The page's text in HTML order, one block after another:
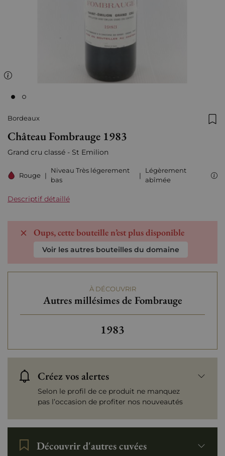
Bordeaux
Château Fombrauge 1983
Grand cru classé - St Emilion
Rouge |
Niveau Très légerement
bas
|
Légèrement
abîmée
Descriptif détaillé
Oups, cette bouteille n’est plus disponible
Voir les autres bouteilles du domaine
À DÉCOUVRIR
Autres millésimes de Fombrauge
Autres millésimes de
1983
Créez vos alertes
Selon le profil de ce produit ne manquez
pas l’occasion de profiter nos nouveautés
Découvrir d'autres cuvées